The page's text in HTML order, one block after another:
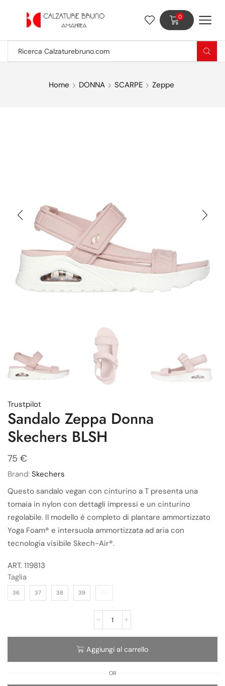
0
Home DONNA SCARPE Zeppe
Trustpilot
Sandalo Zeppa Donna
Skechers BLSH
75 €
Brand: Skechers
Questo sandalo vegan con cinturino a T presenta una
tomaia in nylon con dettagli impressi e un cinturino
regolabile. Il modello è completo di plantare ammortizzato
Yoga Foam® e intersuola ammortizzata ad aria con
tecnologia visibile Skech-Air®.
ART. 119813
Taglia
36 37 38 39
Aggiungi al carrello
OR